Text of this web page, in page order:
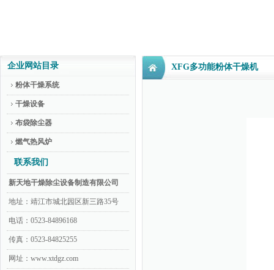
企业网站目录
粉体干燥系统
干燥设备
布袋除尘器
燃气热风炉
联系我们
新天地干燥除尘设备制造有限公司
地址：靖江市城北园区新三路35号
电话：0523-84896168
传真：0523-84825255
网址：www.xtdgz.com
XFG多功能粉体干燥机